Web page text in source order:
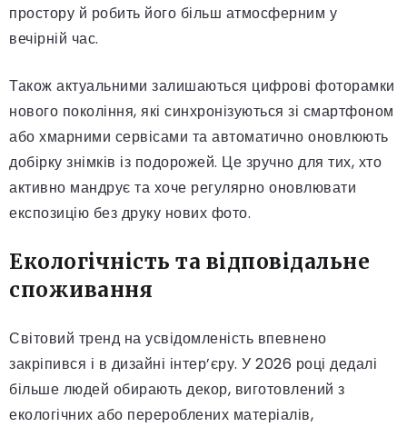
простору й робить його більш атмосферним у
вечірній час.
Також актуальними залишаються цифрові фоторамки
нового покоління, які синхронізуються зі смартфоном
або хмарними сервісами та автоматично оновлюють
добірку знімків із подорожей. Це зручно для тих, хто
активно мандрує та хоче регулярно оновлювати
експозицію без друку нових фото.
Екологічність та відповідальне
споживання
Світовий тренд на усвідомленість впевнено
закріпився і в дизайні інтер’єру. У 2026 році дедалі
більше людей обирають декор, виготовлений з
екологічних або перероблених матеріалів,